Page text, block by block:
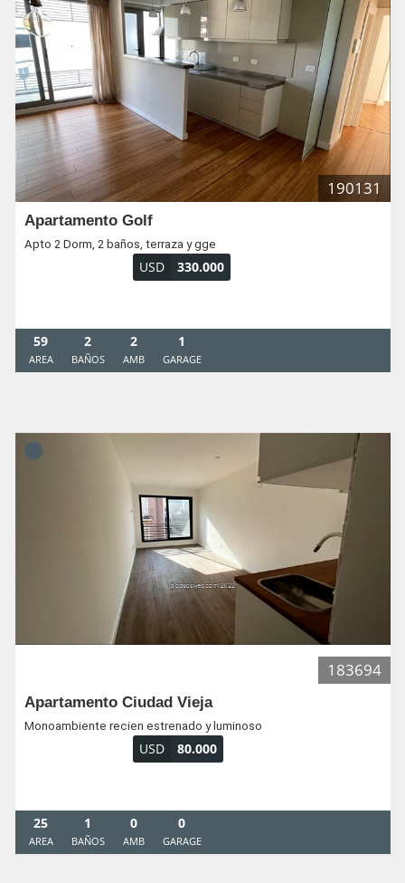
190131
Apartamento Golf
Apto 2 Dorm, 2 baños, terraza y gge
USD 330.000
59
AREA
2
BAÑOS
2
AMB
1
GARAGE
183694
Apartamento Ciudad Vieja
Monoambiente recien estrenado y luminoso
USD 80.000
25
AREA
1
BAÑOS
0
AMB
0
GARAGE